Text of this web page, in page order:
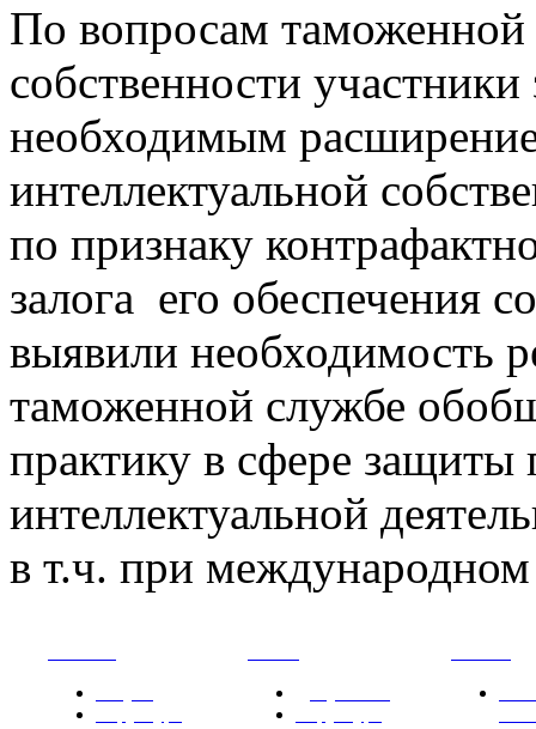
По вопросам таможенной
собственности
необходимым
интеллектуальной
по признаку
залога его обеспечения
выявили необходимость
таможенной службе
практику в сфере защиты
интеллектуальной
в т.ч. при международном